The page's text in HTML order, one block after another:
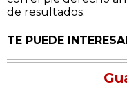
de resultados.
TE PUEDE